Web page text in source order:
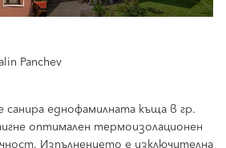
Panchev
еднофамилната къща в гр.
оптимален термоизолационен